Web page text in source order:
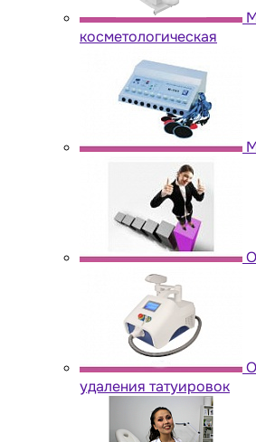
косметологическая
удаления татуировок